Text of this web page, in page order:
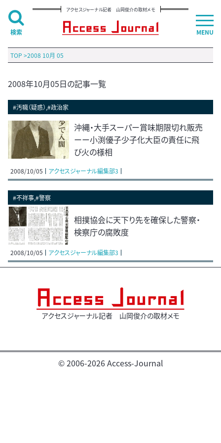
アクセスジャーナル記者 山岡俊介の取材メモ
TOP >2008 10月 05
2008年10月05日の記事一覧
#汚職（疑惑）,#政治家
沖縄・大手スーパー賞味期限切れ販売
ーー小渕優子少子化大臣の責任に飛
び火の様相
2008/10/05 アクセスジャーナル編集部3
#不祥事,#警察
相撲協会に天下り先を確保した警察・
検察庁の腐敗度
2008/10/05 アクセスジャーナル編集部3
アクセスジャーナル記者 山岡俊介の取材メモ
© 2006-2026 Access-Journal
MENU
検索